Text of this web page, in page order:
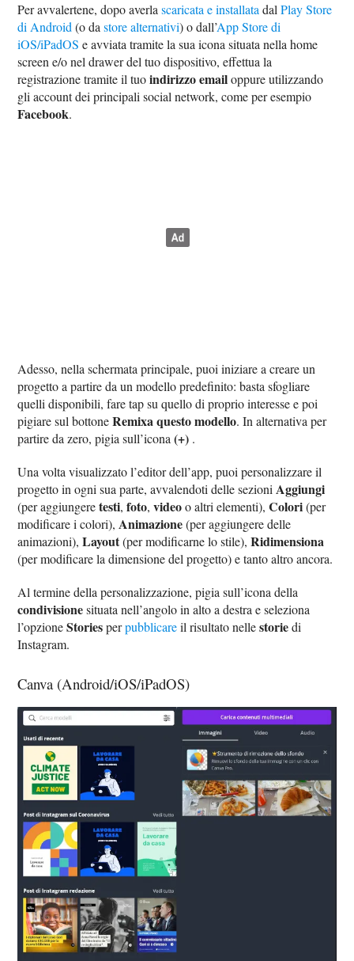
Per avvalertene, dopo averlascaricata e installatadalPlay Store
di Android(o dastore alternativi) o dall’App Store di
iOS/iPadOS e avviata tramite la sua icona situata nella home
screen e/o nel drawer del tuo dispositivo, effettua la
registrazione tramite il tuoindirizzo emailoppure utilizzando
gli account dei principali social network, come per esempio
Facebook.
Adesso, nella schermata principale, puoi iniziare a creare un
progetto a partire da un modello predefinito: basta sfogliare
quelli disponibili, fare tap su quello di proprio interesse e poi
pigiare sul bottoneRemixa questo modello. In alternativa per
partire da zero, pigia sull’icona(+) .
Una volta visualizzato l’editor dell’app, puoi personalizzare il
progetto in ogni sua parte, avvalendoti delle sezioniAggiungi
(per aggiungeretesti,foto,videoo altri elementi),Colori(per
modificare i colori),Animazione(per aggiungere delle
animazioni),Layout(per modificarne lo stile),Ridimensiona
(per modificare la dimensione del progetto) e tanto altro ancora.
Al termine della personalizzazione, pigia sull’icona della
condivisionesituata nell’angolo in alto a destra e seleziona
l’opzioneStoriesperpubblicareil risultato nellestoriedi
Instagram.
Canva (Android/iOS/iPadOS)